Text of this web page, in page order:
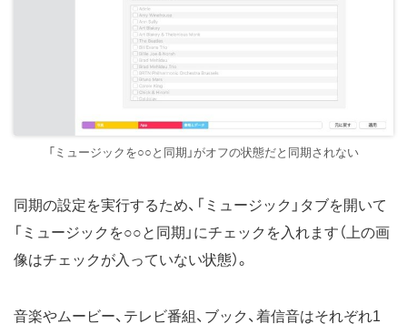
「ミュージックを○○と同期」がオフの状態だと同期されない
同期の設定を実行するため、「ミュージック」タブを開いて
「ミュージックを○○と同期」にチェックを入れます（上の画
像はチェックが入っていない状態）。
音楽やムービー、テレビ番組、ブック、着信音はそれぞれ1